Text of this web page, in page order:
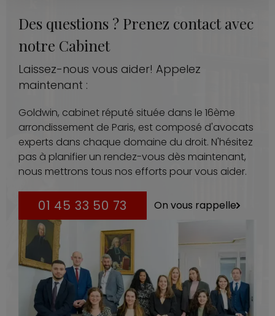
Des questions ? Prenez contact avec
notre Cabinet
Laissez-nous vous aider! Appelez
maintenant :
Goldwin, cabinet réputé située dans le 16ème
arrondissement de Paris, est composé d'avocats
experts dans chaque domaine du droit. N'hésitez
pas à planifier un rendez-vous dès maintenant,
nous mettrons tous nos efforts pour vous aider.
01 45 33 50 73 On vous rappelle